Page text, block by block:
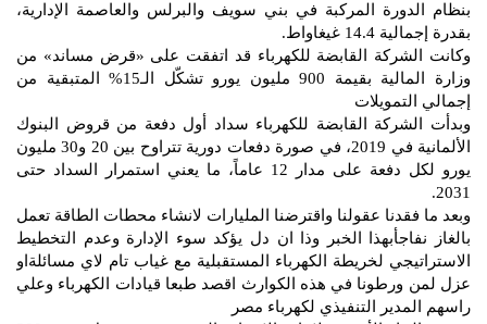
بنظام الدورة المركبة في بني سويف والبرلس والعاصمة الإدارية،
بقدرة إجمالية 14.4 غيغاواط.
وكانت الشركة القابضة للكهرباء قد اتفقت على «قرض مساند» من
وزارة المالية بقيمة 900 مليون يورو تشكّل الـ15% المتبقية من
إجمالي التمويلات
وبدأت الشركة القابضة للكهرباء سداد أول دفعة من قروض البنوك
الألمانية في 2019، في صورة دفعات دورية تتراوح بين 20 و30 مليون
يورو لكل دفعة على مدار 12 عاماً، ما يعني استمرار السداد حتى
2031.
وبعد ما فقدنا عقولنا واقترضنا المليارات لانشاء محطات الطاقة تعمل
بالغاز نفاجأبهذا الخبر وذا ان دل يؤكد سوء الإدارة وعدم التخطيط
الاستراتيجي لخريطة الكهرباء المستقبلية مع غياب تام لاي مسائلةاو
عزل لمن ورطونا في هذه الكوارث اقصد طبعا قيادات الكهرباء وعلي
راسهم المدير التنفيذي لكهرباء مصر